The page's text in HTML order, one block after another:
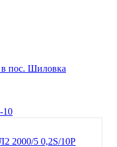
пос. Шиловка
2000/5 0,2S/10Р